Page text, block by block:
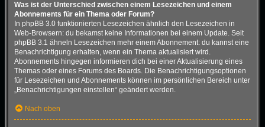
Was ist der Unterschied zwischen einem Lesezeichen und einem
Abonnements für ein Thema oder Forum?
In phpBB 3.0 funktionierten Lesezeichen ähnlich den Lesezeichen in
Web-Browsern: du bekamst keine Informationen bei einem Update. Seit
phpBB 3.1 ähneln Lesezeichen mehr einem Abonnement: du kannst eine
Benachrichtigung erhalten, wenn ein Thema aktualisiert wird.
Abonnements hingegen informieren dich bei einer Aktualisierung eines
Themas oder eines Forums des Boards. Die Benachrichtigungsoptionen
für Lesezeichen und Abonnements können im persönlichen Bereich unter
„Benachrichtigungen einstellen“ geändert werden.
Nach oben